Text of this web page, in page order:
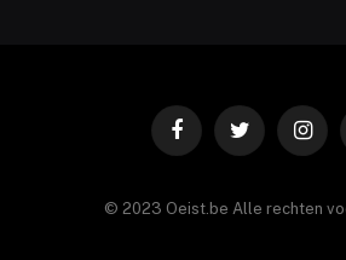
FacebookTwitter
© 2023 Oeist.be Alle rechten